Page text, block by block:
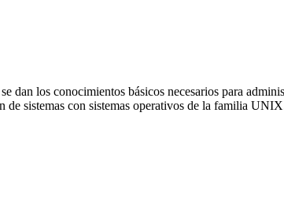
dan los conocimientos básicos necesarios para
sistemas con sistemas operativos de la familia